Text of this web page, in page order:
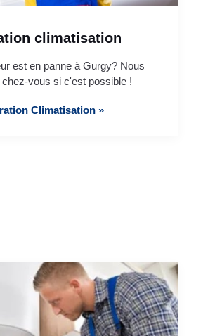
climatisation
est en panne à Gurgy? Nous
chez-vous si c'est possible !
Climatisation »